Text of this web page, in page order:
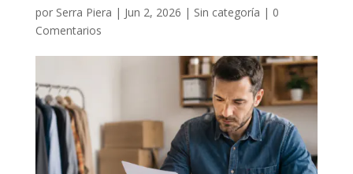
por Serra Piera | Jun 2, 2026 | Sin categoría | 0
Comentarios